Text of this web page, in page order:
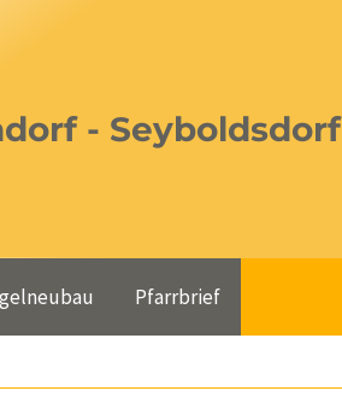
- Seyboldsdorf
Pfarrbrief